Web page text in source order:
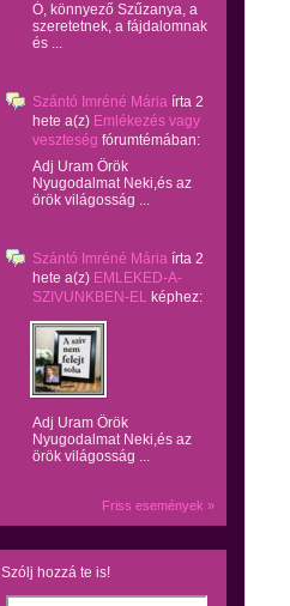
Ó, könnyező Szűzanya, a
szeretetnek, a fájdalomnak
és ...
Szántó Imréné Mária írta 2
hete a(z) Emlékezés vagy
veszteség fórumtémában:
Adj Uram Örök
Nyugodalmat Neki,és az
örök világosság ...
Szántó Imréné Mária írta 2
hete a(z) EMLEKED-A-
SZIVUNKBEN-EL képhez:
Adj Uram Örök
Nyugodalmat Neki,és az
örök világosság ...
Friss események »
Szólj hozzá te is!